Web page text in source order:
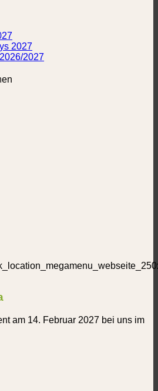
2027
2027
am 14. Februar 2027 bei uns im